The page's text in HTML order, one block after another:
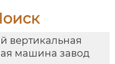
вертикальная
машина завод